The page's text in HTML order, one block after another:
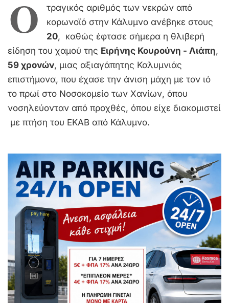
Ο
τραγικός αριθμός των νεκρών από
κορωνοϊό στην Κάλυμνο ανέβηκε στους
20, καθώς έφτασε σήμερα η θλιβερή
είδηση του χαμού της Ειρήνης Κουρούνη - Λιάπη,
59 χρονών, μιας αξιαγάπητης Καλυμνιάς
επιστήμονα, που έχασε την άνιση μάχη με τον ιό
το πρωί στο Νοσοκομείο των Χανίων, όπου
νοσηλεύονταν από προχθές, όπου είχε διακομιστεί
με πτήση του ΕΚΑΒ από Κάλυμνο.